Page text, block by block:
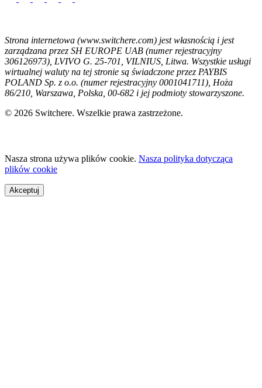
Strona internetowa (www.switchere.com) jest własnością i jest
zarządzana przez SH EUROPE UAB (numer rejestracyjny
306126973), LVIVO G. 25-701, VILNIUS, Litwa. Wszystkie usługi
wirtualnej waluty na tej stronie są świadczone przez PAYBIS
POLAND Sp. z o.o. (numer rejestracyjny 0001041711), Hoża
86/210, Warszawa, Polska, 00-682 i jej podmioty stowarzyszone.
© 2026 Switchere. Wszelkie prawa zastrzeżone.
Nasza strona używa plików cookie. Nasza polityka dotycząca
plików cookie
Akceptuj